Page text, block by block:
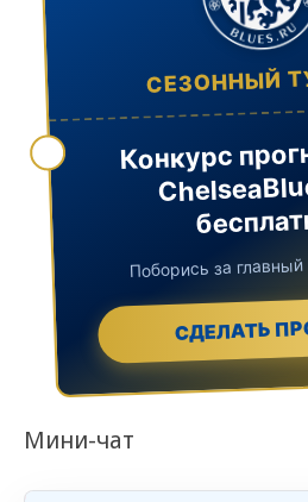
СЕЗОННЫЙ
Конкурс
Поборись за
СДЕЛАТЬ
Мини-чат